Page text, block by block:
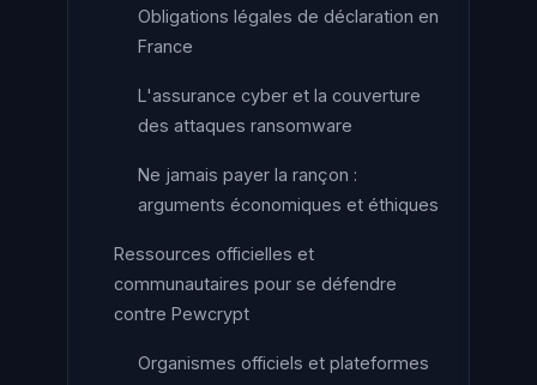
Obligations légales de déclaration en
France
L'assurance cyber et la couverture
des attaques ransomware
Ne jamais payer la rançon :
arguments économiques et éthiques
Ressources officielles et
communautaires pour se défendre
contre Pewcrypt
Organismes officiels et plateformes